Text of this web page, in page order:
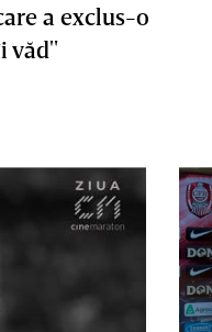
a exclus-o
văd"